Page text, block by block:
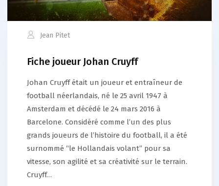
Jean Pitet
Fiche joueur Johan Cruyff
Johan Cruyff était un joueur et entraîneur de
football néerlandais, né le 25 avril 1947 à
Amsterdam et décédé le 24 mars 2016 à
Barcelone. Considéré comme l’un des plus
grands joueurs de l’histoire du football, il a été
surnommé “le Hollandais volant” pour sa
vitesse, son agilité et sa créativité sur le terrain.
Cruyff…